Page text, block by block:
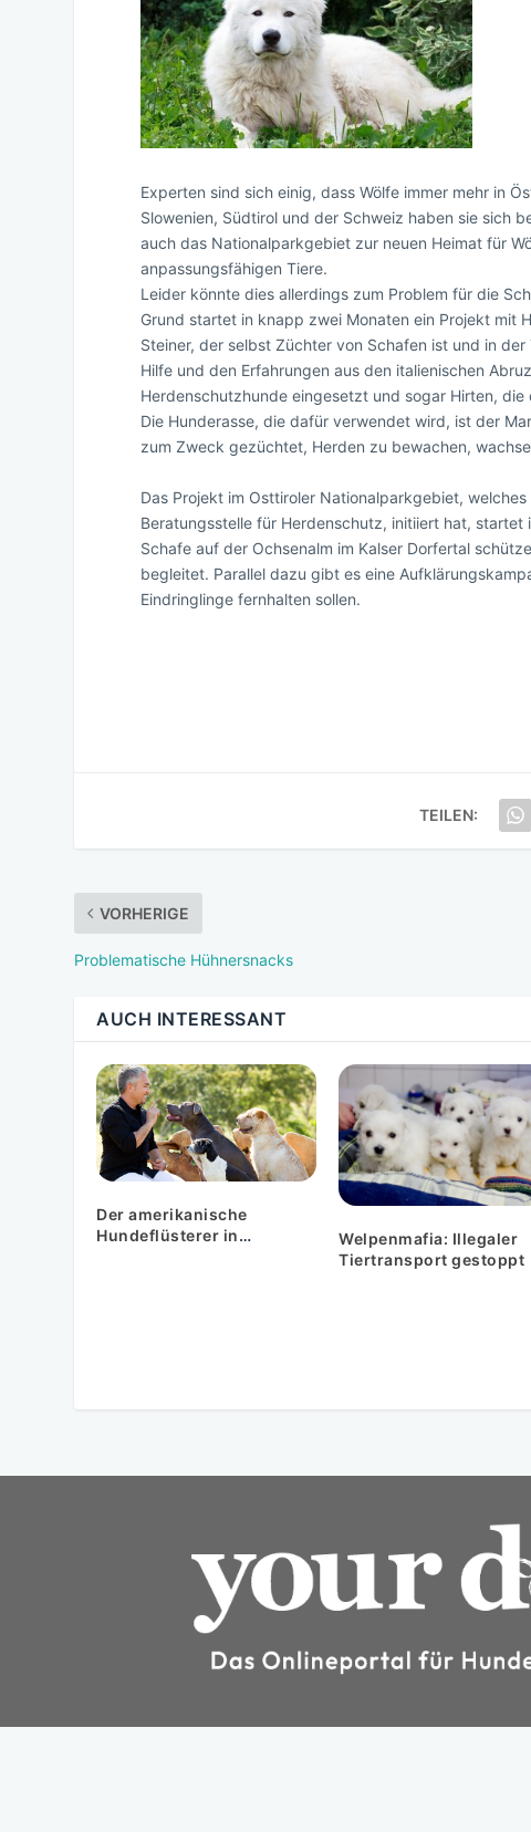
Experten sind sich einig, dass Wölfe immer mehr in
Slowenien, Südtirol und der Schweiz haben sie sich
auch das Nationalparkgebiet zur neuen Heimat für
anpassungsfähigen Tiere.
Leider könnte dies allerdings zum Problem für die
Grund startet in knapp zwei Monaten ein Projekt mit
Steiner, der selbst Züchter von Schafen ist und in
Hilfe und den Erfahrungen aus den italienischen
Herdenschutzhunde eingesetzt und sogar Hirten,
Die Hunderasse, die dafür verwendet wird, ist der
zum Zweck gezüchtet, Herden zu bewachen,
Das Projekt im Osttiroler Nationalparkgebiet,
Beratungsstelle für Herdenschutz, initiiert hat,
Schafe auf der Ochsenalm im Kalser Dorfertal
begleitet. Parallel dazu gibt es eine
Eindringlinge fernhalten sollen.
TEILEN:
VORHERIGE
Problematische Hühnersnacks
AUCH INTERESSANT
Der amerikanische
Hundeflüsterer in
Welpenmafia: Illegaler
Tiertransport gestoppt